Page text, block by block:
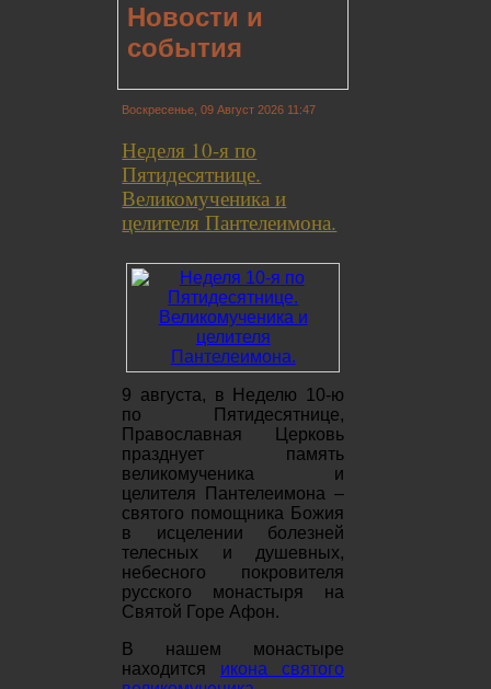
Новости и
события
Воскресенье, 09 Август 2026 11:47
Неделя 10-я по
Пятидесятнице.
Великомученика и
целителя Пантелеимона.
9 августа, в Неделю 10-ю
по Пятидесятнице,
Православная Церковь
празднует память
великомученика и
целителя Пантелеимона –
святого помощника Божия
в исцелении болезней
телесных и душевных,
небесного покровителя
русского монастыря на
Святой Горе Афон.
В нашем монастыре
находится икона святого